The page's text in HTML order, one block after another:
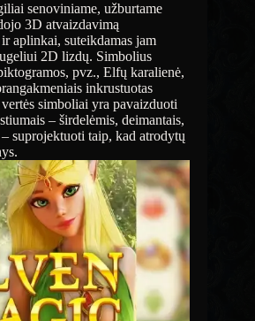
senoviniame, užburtame
3D atvaizdavimą
aplinkai, suteikdamas jam
2D lizdų. Simbolius
pvz., Elfų karalienė,
inkrustuotas
simboliai yra pavaizduoti
– širdelėmis, deimantais,
suprojektuoti taip, kad atrodytų